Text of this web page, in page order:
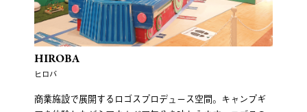
HIROBA
ヒロバ
商業施設で展開するロゴスプロデュース空間。キャンプギ